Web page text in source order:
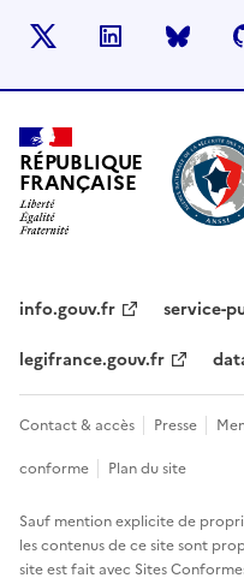
LinkedIn
RÉPUBLIQUE
FRANÇAISE
info.gouv.fr
service-
legifrance.gouv.fr
Contact & accès Presse
conforme
Plan du site
Sauf mention explicite de
les contenus de ce site sont
site est fait avec Sites